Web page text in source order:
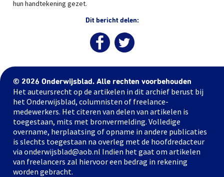
hun handtekening gezet.
Dit bericht delen:
© 2026 Onderwijsblad. Alle rechten voorbehouden
Het auteursrecht op de artikelen in dit archief berust bij
het Onderwijsblad, columnisten of freelance-
medewerkers. Het citeren van delen van artikelen is
toegestaan, mits met bronvermelding. Volledige
overname, herplaatsing of opname in andere publicaties
is slechts toegestaan na overleg met de hoofdredacteur
via onderwijsblad@aob.nl Indien het gaat om artikelen
van freelancers zal hiervoor een bedrag in rekening
worden gebracht.